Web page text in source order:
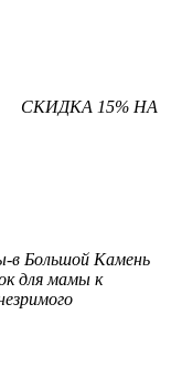
СКИДКА 15% НА
в Большой Камень
для мамы к